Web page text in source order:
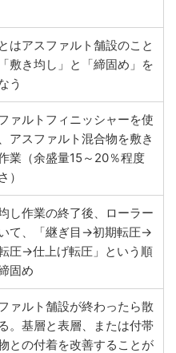
はアスファルト舗設のこと
敷き均し」と「締固め」を
う
ァルトフィニッシャーを使
アスファルト混合物を敷き
業（余盛量15～20％程度
）
し作業の終了後、ローラー
て、「継ぎ目→初期転圧→
圧→仕上げ転圧」という順
固め
ァルト舗設が終わったら散
。基層と表層、または付帯
との付着を改善することが